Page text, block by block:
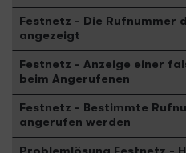
Festnetz - Die Rufnummer
angezeigt
Festnetz - Anzeige einer
beim Angerufenen
Festnetz - Bestimmte
angerufen werden